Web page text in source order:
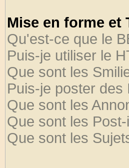
Mise en forme et
Qu'est-ce que le
Puis-je utiliser le
Que sont les
Puis-je poster des
Que sont les
Que sont les Post-
Que sont les